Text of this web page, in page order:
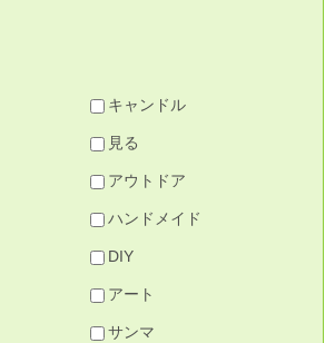
キャンドル
見る
アウトドア
ハンドメイド
DIY
アート
サンマ